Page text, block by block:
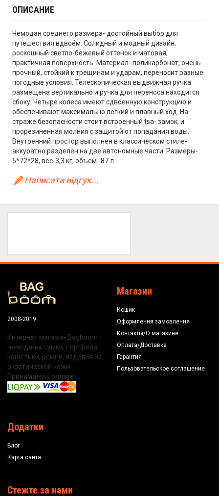
ОПИСАНИЕ
Чемодан среднего размера- достойный выбор для
путешествия вдвоём. Солидный и модный дизайн,
роскошный светло-бежевый оттенок и матовая,
практичная поверхность. Материал- поликарбонат, очень
прочный, стойкий к трещинам и ударам, переносит разные
погодные условия. Телескопическая выдвижная ручка
размещена вертикально и ручка для переноса находится
сбоку. Четыре колеса имеют сдвоенную конструкцию и
обеспечивают максимально легкий и плавный ход. На
страже безопасности стоит встроенный tsa- замок, и
прорезиненная молния с защитой от попадания воды.
Внутренний простор выполнен в классическом стиле-
аккуратно разделен на две автономные части. Размеры-
5*72*28, вес-3,3 кг, объем- 87 л.
Написати відгук...
2008-2019
Интернет магазин Bagboom -
чемоданы, сумки, портфели,
кошельки, ремни, изделия из
экзотической кожи.
Принимаем к оплате:
Магазин
Кошик
Оформлення замовлення
Контакты/О магазине
Оплата/Доставка
Гарантия
Пользовательское соглашение
Додатки
Блог
Карта сайта
Стежте за нами